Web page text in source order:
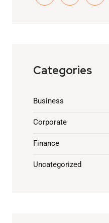
Categories
Business
Corporate
Finance
Uncategorized